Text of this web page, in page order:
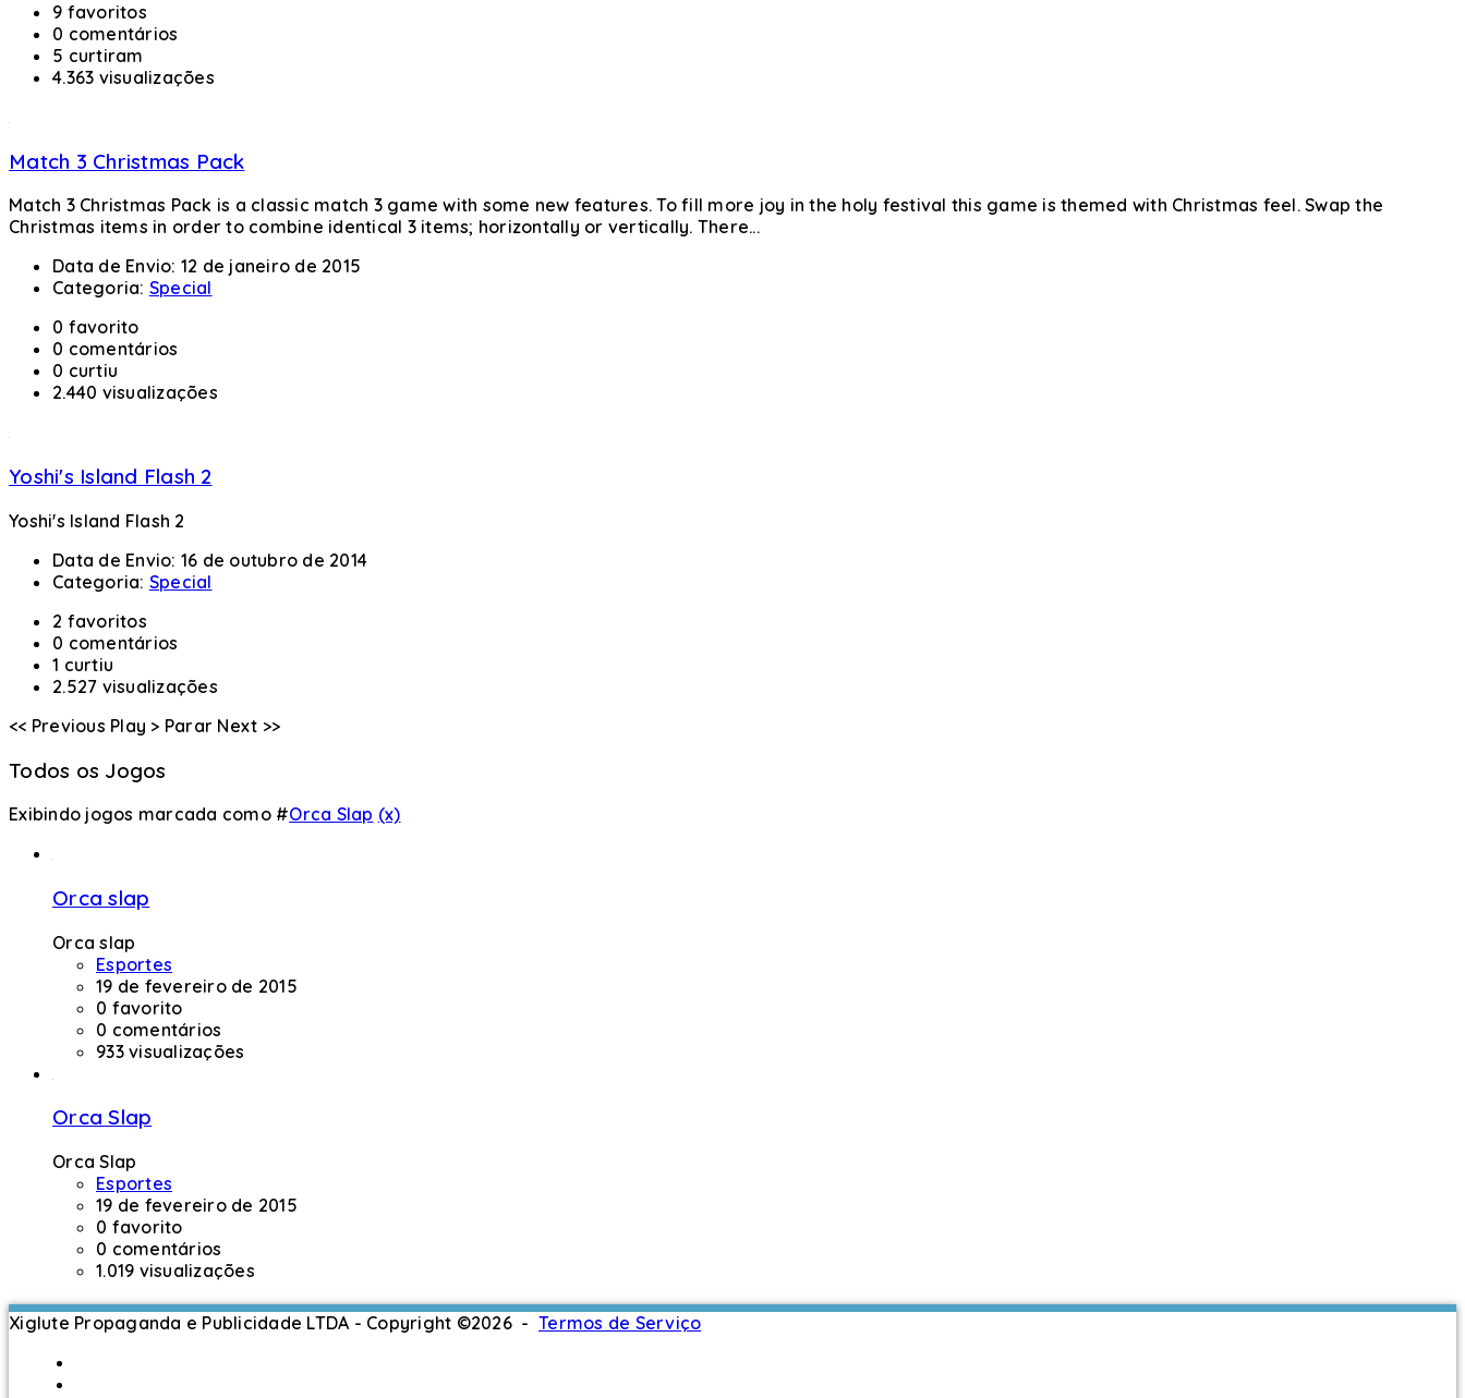
9 favoritos
0 comentários
5 curtiram
4.363 visualizações
Match 3 Christmas Pack
Match 3 Christmas Pack is a classic match 3 game with some new features. To fill more joy in the holy festival this game is themed with Christmas feel. Swap the
Christmas items in order to combine identical 3 items; horizontally or vertically. There...
Data de Envio: 12 de janeiro de 2015
Categoria: Special
0 favorito
0 comentários
0 curtiu
2.440 visualizações
Yoshi's Island Flash 2
Yoshi's Island Flash 2
Data de Envio: 16 de outubro de 2014
Categoria: Special
2 favoritos
0 comentários
1 curtiu
2.527 visualizações
<< Previous Play > Parar Next >>
Todos os Jogos
Exibindo jogos marcada como #Orca Slap (x)
Orca slap
Orca slap
Esportes
19 de fevereiro de 2015
0 favorito
0 comentários
933 visualizações
Orca Slap
Orca Slap
Esportes
19 de fevereiro de 2015
0 favorito
0 comentários
1.019 visualizações
Xiglute Propaganda e Publicidade LTDA - Copyright ©2026 - Termos de Serviço